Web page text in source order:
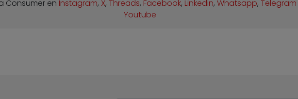
Consumer en Instagram, X,Threads, Facebook, Linkedin,Whatsapp,Telegram
Youtube